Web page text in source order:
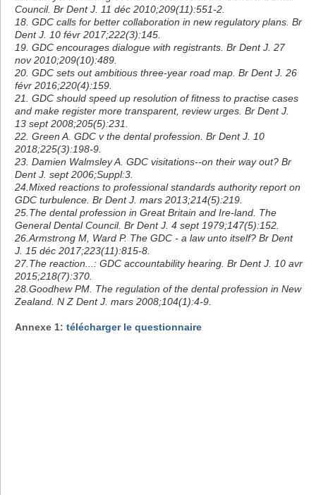
Council. Br Dent J. 11 déc 2010;209(11):551-2.
18. GDC calls for better collaboration in new regulatory plans. Br
Dent J. 10 févr 2017;222(3):145.
19. GDC encourages dialogue with registrants. Br Dent J. 27
nov 2010;209(10):489.
20. GDC sets out ambitious three-year road map. Br Dent J. 26
févr 2016;220(4):159.
21. GDC should speed up resolution of fitness to practise cases
and make register more transparent, review urges. Br Dent J.
13 sept 2008;205(5):231.
22. Green A. GDC v the dental profession. Br Dent J. 10
2018;225(3):198-9.
23. Damien Walmsley A. GDC visitations--on their way out? Br
Dent J. sept 2006;Suppl:3.
24.Mixed reactions to professional standards authority report on
GDC turbulence. Br Dent J. mars 2013;214(5):219.
25.The dental profession in Great Britain and Ire-land. The
General Dental Council. Br Dent J. 4 sept 1979;147(5):152.
26.Armstrong M, Ward P. The GDC - a law unto itself? Br Dent
J. 15 déc 2017;223(11):815-8.
27.The reaction...: GDC accountability hearing. Br Dent J. 10 avr
2015;218(7):370.
28.Goodhew PM. The regulation of the dental profession in New
Zealand. N Z Dent J. mars 2008;104(1):4-9.
Annexe 1: télécharger le questionnaire